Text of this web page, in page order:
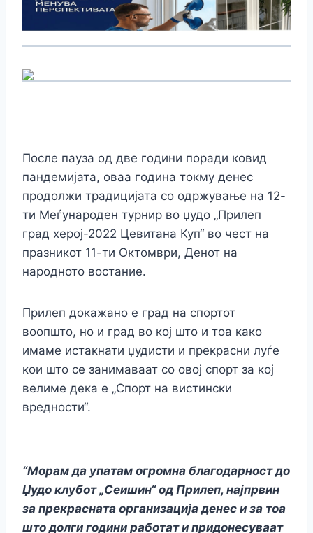
После пауза од две години поради ковид
пандемијата, оваа година токму денес
продолжи традицијата со одржување на 12-
ти Меѓународен турнир во џудо „Прилеп
град херој-2022 Цевитана Куп“ во чест на
празникот 11-ти Октомври, Денот на
народното востание.
Прилеп докажано е град на спортот
воопшто, но и град во кој што и тоа како
имаме истакнати џудисти и прекрасни луѓе
кои што се занимаваат со овој спорт за кој
велиме дека е „Спорт на вистински
вредности“.
“Морам да упатам огромна благодарност до
Џудо клубот „Сеишин“ од Прилеп, најпрвин
за прекрасната организација денес и за тоа
што долги години работат и придонесуваат